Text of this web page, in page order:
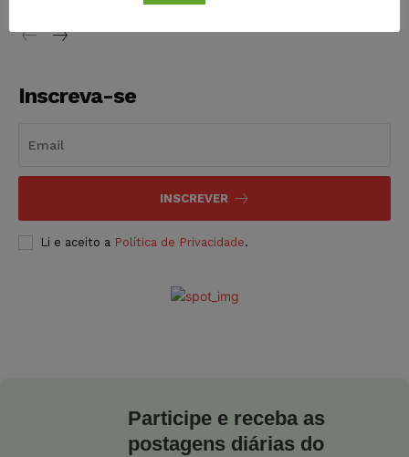
Inscreva-se
INSCREVER
Li e aceito a Política de Privacidade.
Participe e receba as
postagens diárias do